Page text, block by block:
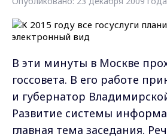
В эти минуты в Москве
госсовета. В его работе
и губернатор
Развитие системы
главная тема заседания.